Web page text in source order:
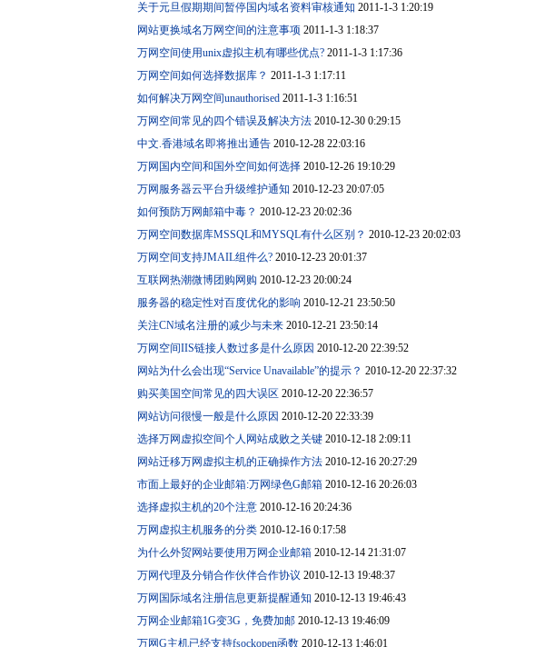
关于元旦假期期间暂停国内域名资料审核通知 2011-1-3 1:20:19
网站更换域名万网空间的注意事项 2011-1-3 1:18:37
万网空间使用unix虚拟主机有哪些优点? 2011-1-3 1:17:36
万网空间如何选择数据库？ 2011-1-3 1:17:11
如何解决万网空间unauthorised 2011-1-3 1:16:51
万网空间常见的四个错误及解决方法 2010-12-30 0:29:15
中文.香港域名即将推出通告 2010-12-28 22:03:16
万网国内空间和国外空间如何选择 2010-12-26 19:10:29
万网服务器云平台升级维护通知 2010-12-23 20:07:05
如何预防万网邮箱中毒？ 2010-12-23 20:02:36
万网空间数据库MSSQL和MYSQL有什么区别？ 2010-12-23 20:02:03
万网空间支持JMAIL组件么? 2010-12-23 20:01:37
互联网热潮微博团购网购 2010-12-23 20:00:24
服务器的稳定性对百度优化的影响 2010-12-21 23:50:50
关注CN域名注册的减少与未来 2010-12-21 23:50:14
万网空间IIS链接人数过多是什么原因 2010-12-20 22:39:52
网站为什么会出现“Service Unavailable”的提示？ 2010-12-20 22:37:32
购买美国空间常见的四大误区 2010-12-20 22:36:57
网站访问很慢一般是什么原因 2010-12-20 22:33:39
选择万网虚拟空间个人网站成败之关键 2010-12-18 2:09:11
网站迁移万网虚拟主机的正确操作方法 2010-12-16 20:27:29
市面上最好的企业邮箱:万网绿色G邮箱 2010-12-16 20:26:03
选择虚拟主机的20个注意 2010-12-16 20:24:36
万网虚拟主机服务的分类 2010-12-16 0:17:58
为什么外贸网站要使用万网企业邮箱 2010-12-14 21:31:07
万网代理及分销合作伙伴合作协议 2010-12-13 19:48:37
万网国际域名注册信息更新提醒通知 2010-12-13 19:46:43
万网企业邮箱1G变3G，免费加邮 2010-12-13 19:46:09
万网G主机已经支持fsockopen函数 2010-12-13 1:46:01